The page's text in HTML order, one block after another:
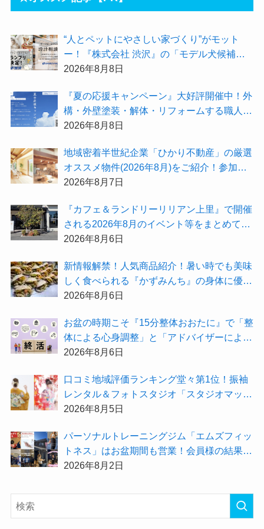
“人とペットにやさしい家づくり”がモット
ー！『株式会社 渋沢』の「モデル犬候補」
が選出されました★『テーマ別 住宅相談
2026年8月8日
『夏の応援キャンペーン』大好評開催中！外
構・外壁塗装・解体・リフォームする職人を
探すなら『街の職人さん.com』がオススメ
2026年8月8日
地域密着半世紀企業「ひかり不動産」の厳選
オススメ物件(2026年8月)をご紹介！参加費
無料『”木の家”新潟工場見学会』のご予約も
2026年8月7日
『カフェ＆ランドリーリリアン上里』で開催
される2026年8月のイベント等をまとめてご
紹介！
2026年8月6日
新情報解禁！人気商品紹介！暑い時でも美味
しく食べられる『かずみんち』の身体に優し
い天然酵母手作り減塩パンを召し上がれ♪
2026年8月6日
お盆の時期こそ『15分整体おおたに』で「整
体による心身調整」と「アドバイザーによる
身辺整理の準備」をしてみませんか？
2026年8月6日
⼝コミ地域評価ランキング堂々第1位！振袖
レンタル＆フォトスタジオ「スタジオマック
ス」がお得な『2026年8月限定キャンペー
2026年8月5日
パーソナルトレーニングジム「エムズフィッ
トネス」はお盆期間も営業！会員様の結果を
大公開★
2026年8月2日